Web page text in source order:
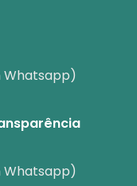
Whatsapp)
Whatsapp)